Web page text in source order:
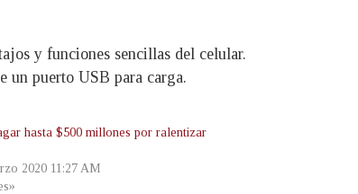
y funciones sencillas del celular.
un puerto USB para carga.
hasta $500 millones por ralentizar
2020 11:27 AM